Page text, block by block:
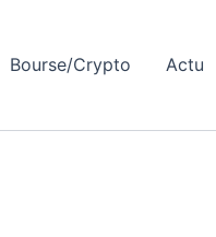
Bourse/Crypto Actu